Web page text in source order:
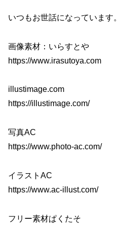
いつもお世話になっています。
画像素材：いらすとや
https://www.irasutoya.com
illustimage.com
https://illustimage.com/
写真AC
https://www.photo-ac.com/
イラストAC
https://www.ac-illust.com/
フリー素材ぱくたそ